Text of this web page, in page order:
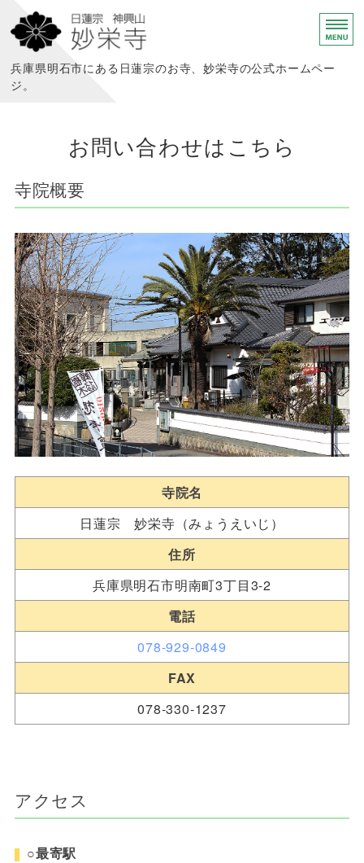
兵庫県明石市にある日蓮宗のお寺、妙栄寺の公式ホームペー
ジ。
あなたが祈る あなたと祈る
様々な供養の形
こんな活動をしています
寺院概要・お問い合わせ
お問い合わせはこちら
寺院概要
寺院名
日蓮宗 妙栄寺（みょうえいじ）
住所
兵庫県明石市明南町3丁目3-2
電話
078-929-0849
FAX
078-330-1237
アクセス
○最寄駅